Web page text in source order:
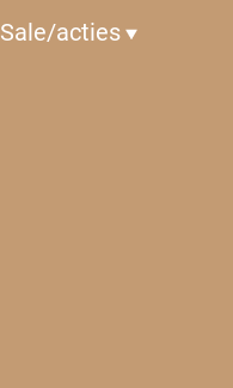
Sale/acties